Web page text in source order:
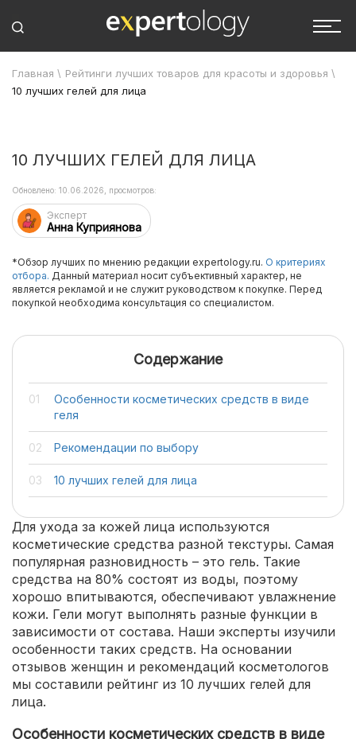
Главная \ Рейтинги лучших товаров для красоты и здоровья \
10 лучших гелей для лица
10 ЛУЧШИХ ГЕЛЕЙ ДЛЯ ЛИЦА
Эксперт
Анна Куприянова
Обновлено: 10.06.2026, просмотров:
*Обзор лучших по мнению редакции expertology.ru. О критериях
отбора. Данный материал носит субъективный характер, не
является рекламой и не служит руководством к покупке. Перед
покупкой необходима консультация со специалистом.
Содержание
Особенности косметических средств в виде
геля
Рекомендации по выбору
10 лучших гелей для лица
Для ухода за кожей лица используются
косметические средства разной текстуры. Самая
популярная разновидность – это гель. Такие
средства на 80% состоят из воды, поэтому
хорошо впитываются, обеспечивают увлажнение
кожи. Гели могут выполнять разные функции в
зависимости от состава. Наши эксперты изучили
особенности таких средств. На основании
отзывов женщин и рекомендаций косметологов
мы составили рейтинг из 10 лучших гелей для
лица.
Особенности косметических средств в виде